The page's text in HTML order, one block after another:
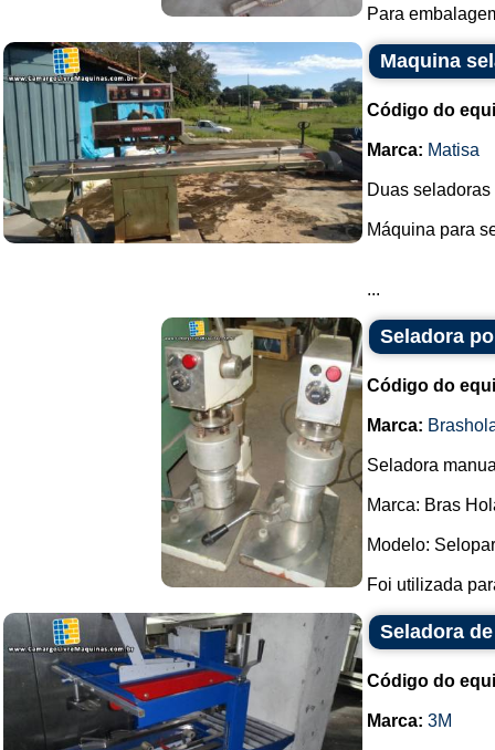
Para
Maquina
Código do
Marca: Matisa
Duas
Máquina para
...
Seladora
Código do
Marca:
Seladora
Marca: Bras
Modelo:
Foi utilizada
Seladora
Código do
Marca: 3M